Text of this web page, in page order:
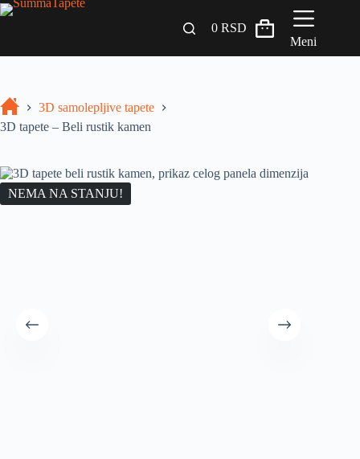
Drveni Pregradni Zidovi i Police
Građevinski materijali
0RSD
Meni
3D samolepljive tapete
3D tapete – Beli rustik kamen
NEMA NA STANJU!